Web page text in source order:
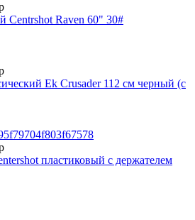
Centrshot Raven 60" 30#
Ek Crusader 112 см черный (с
пластиковый с держателем